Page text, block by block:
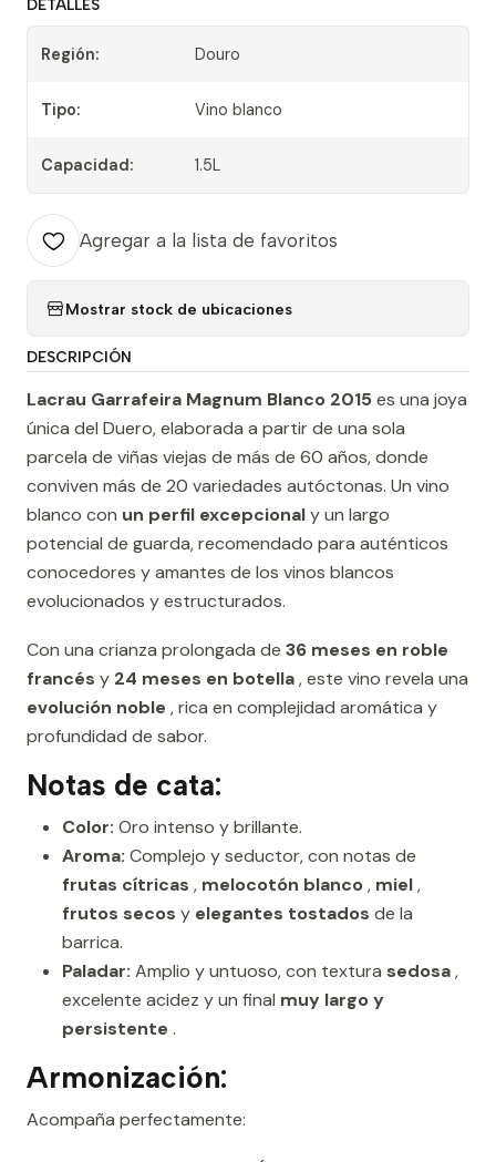
DETALLES
Región: Douro
Tipo: Vino blanco
Capacidad: 1.5L
Agregar a la lista de favoritos
Mostrar stock de ubicaciones
DESCRIPCIÓN
Lacrau Garrafeira Magnum Blanco 2015es una joya
única del Duero, elaborada a partir de una sola
parcela de viñas viejas de más de 60 años, donde
conviven más de 20 variedades autóctonas. Un vino
blanco con un perfil excepcionaly un largo
potencial de guarda, recomendado para auténticos
conocedores y amantes de los vinos blancos
evolucionados y estructurados.
Con una crianza prolongada de 36 meses en roble
francés y 24 meses en botella, este vino revela una
evolución noble , rica en complejidad aromática y
profundidad de sabor.
Notas de cata:
Color: Oro intenso y brillante.
Aroma: Complejo y seductor, con notas de
frutas cítricas , melocotón blanco, miel,
frutos secos y elegantes tostados de la
barrica.
Paladar: Amplio y untuoso, con textura sedosa,
excelente acidez y un final muy largo y
persistente .
Armonización:
Acompaña perfectamente: